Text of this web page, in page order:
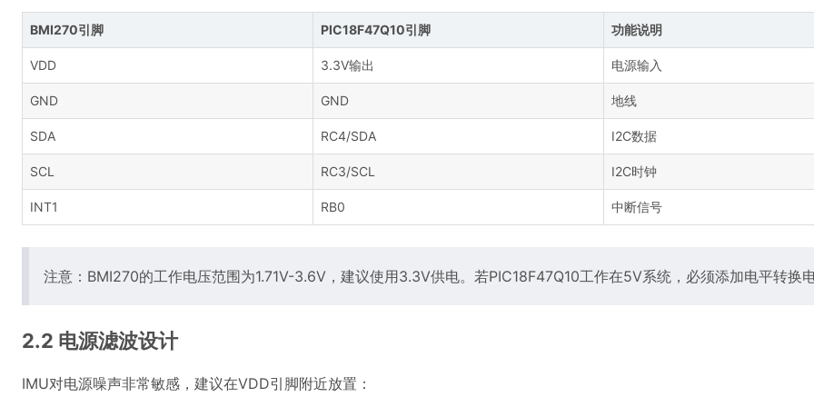
BMI270引脚 PIC18F47Q10引脚 功能说明
VDD 3.3V输出 电源输入
GND GND 地线
SDA RC4/SDA I2C数据
SCL RC3/SCL I2C时钟
INT1 RB0 中断信号
注意：BMI270的工作电压范围为1.71V-3.6V，建议使用3.3V供电。若PIC18F47Q10工作在5V系统，必须添加电平转换
2.2 电源滤波设计
IMU对电源噪声非常敏感，建议在VDD引脚附近放置：